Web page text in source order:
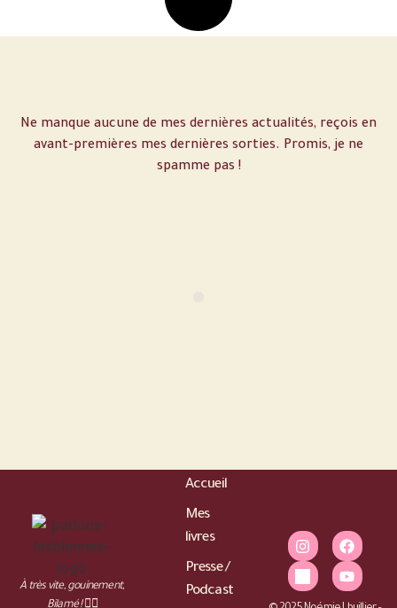
Ne manque aucune de mes dernières actualités, reçois en
avant-premières mes dernières sorties. Promis, je ne
spamme pas !
À très vite, gouinement,
Accueil
Mes
livres
Presse /
Podcast